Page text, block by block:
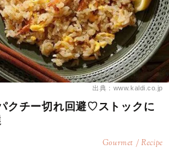
出典：www.kaldi.co.jp
クチー切れ回避♡ストックに
Gourmet / Recipe